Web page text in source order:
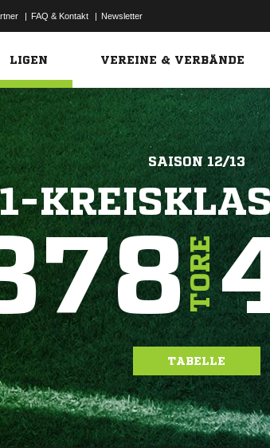
| FAQ & Kontakt | Newsletter
LIGEN VEREINE & VERBÄNDE
SAISON 12/13
TORE
TABELLE